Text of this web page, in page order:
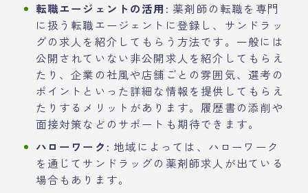
転職エージェントの活用: 薬剤師の転職を専門
に扱う転職エージェントに登録し、サンドラッ
グの求人を紹介してもらう方法です。一般には
公開されていない非公開求人を紹介してもらえ
たり、企業の社風や店舗ごとの雰囲気、選考の
ポイントといった詳細な情報を提供してもらえ
たりするメリットがあります。履歴書の添削や
面接対策などのサポートも期待できます。
ハローワーク: 地域によっては、ハローワーク
を通じてサンドラッグの薬剤師求人が出ている
場合もあります。